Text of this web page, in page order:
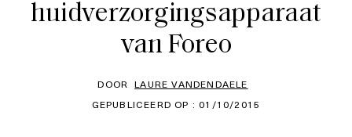
huidverzorgingsapparaat
van Foreo
DOOR LAURE VANDENDAELE
GEPUBLICEERD OP : 01/10/2015